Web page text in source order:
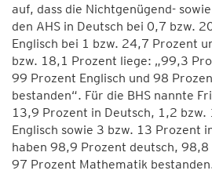
auf, dass die Nichtgenügend-
den AHS in Deutsch bei 0,7 bzw.
Englisch bei 1 bzw. 24,7 Prozent
bzw. 18,1 Prozent liege: „99,3
99 Prozent Englisch und 98
bestanden“. Für die BHS nannte
13,9 Prozent in Deutsch, 1,2 bzw.
Englisch sowie 3 bzw. 13 Prozent
haben 98,9 Prozent deutsch, 98,8
97 Prozent Mathematik